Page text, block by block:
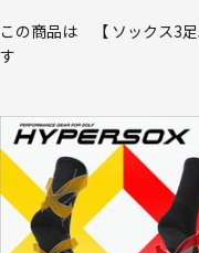
この商品は 【 ソックス3
す